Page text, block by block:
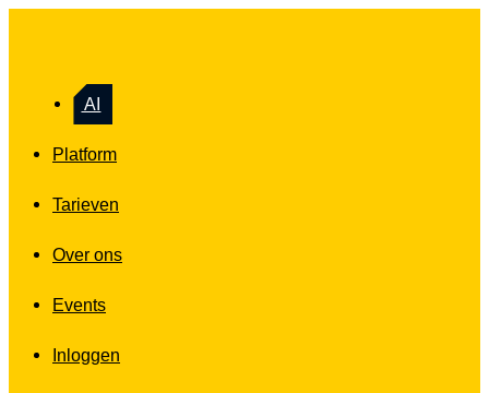
AI
Platform
Tarieven
Over ons
Events
Inloggen